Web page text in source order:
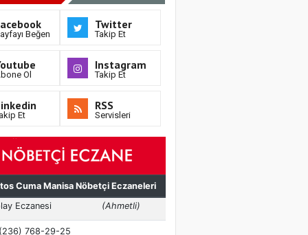
Beğen
Twitter
Takip Et
Ol
Instagram
Takip Et
Et
RSS
Servisleri